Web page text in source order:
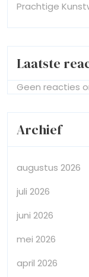
Prachtige
Laatste
Geen reacties
Archief
augustus 2026
juli 2026
juni 2026
mei 2026
april 2026